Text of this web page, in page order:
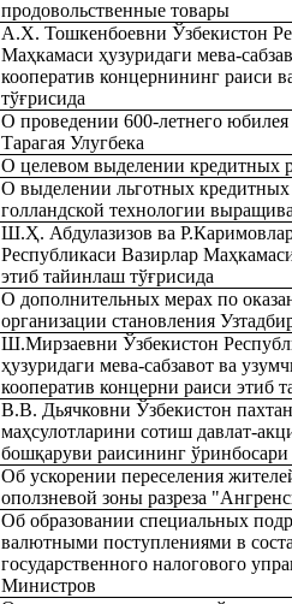
продовольственные товары
А.Х. Тошкенбоевни Ўзбекистон
Маҳкамаси ҳузуридаги мева-
кооператив концернининг раиси
тўғрисида
О проведении 600-летнего
Тарагая Улугбека
О целевом выделении кредитных
О выделении льготных кредитных
голландской технологии
Ш.Ҳ. Абдулазизов ва
Республикаси Вазирлар Маҳ
этиб тайинлаш тўғрисида
О дополнительных мерах по
организации становления
Ш.Мирзаевни Ўзбекистон
ҳузуридаги мева-сабзавот ва
кооператив концерни раиси этиб
В.В. Дьячковни Ўзбекистон
маҳсулотларини сотиш давлат-
бошқаруви раисининг ўринбосари
Об ускорении переселения
оползневой зоны разреза
Об образовании специальных
валютными поступлениями в
государственного налогового
Министров